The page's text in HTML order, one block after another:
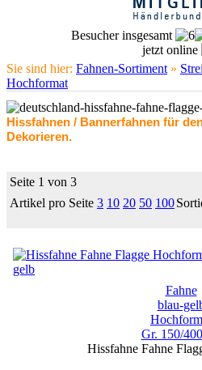
Besucher insgesamt
jetzt online
Sie sind hier: Fahnen-Sortiment »
Hochformat
Hissfahnen / Bannerfahnen für
Dekorieren.
Seite 1 von 3
Artikel pro Seite 3 10 20 50 100
Fahne
blau-
Gr. 150/
Hissfahne Fahne